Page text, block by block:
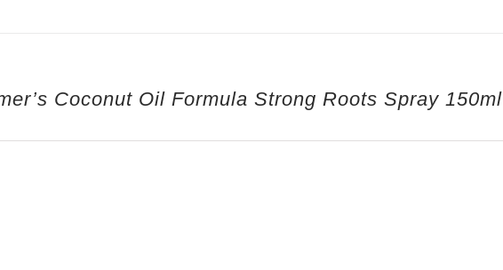
Coconut Oil Formula Strong Roots Spray 150ml